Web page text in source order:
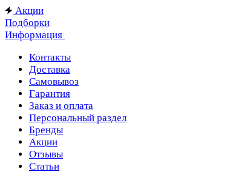
Акции
Подборки
Информация
Контакты
Доставка
Самовывоз
Гарантия
Заказ и оплата
Персональный раздел
Бренды
Акции
Отзывы
Статьи